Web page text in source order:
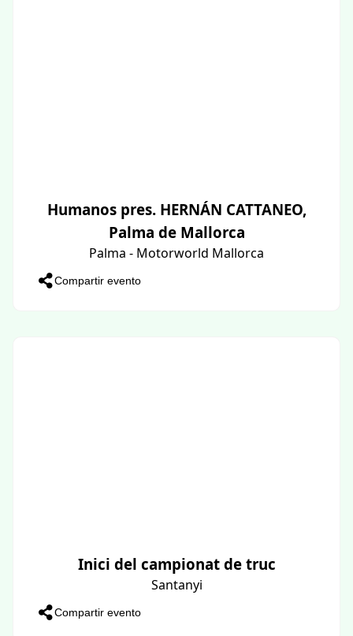
Humanos pres. HERNÁN CATTANEO,
Palma de Mallorca
Palma - Motorworld Mallorca
Compartir evento
Inici del campionat de truc
Santanyi
Compartir evento